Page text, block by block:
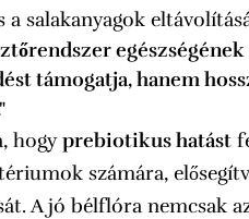
salakanyagok
támogatja, hanem
hogyprebiotikus hatást
számára,
A jó bélflóra nemcsak